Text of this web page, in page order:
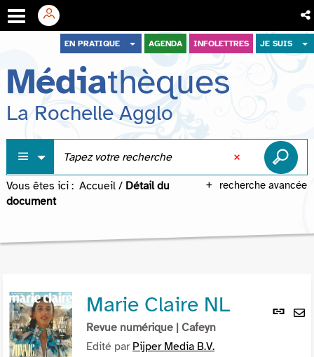
menu
contenu
recherche
EN PRATIQUE AGENDA INFOLETTRES JE SUIS
Médiathèques
La Rochelle Agglo
recherche avancée
Vous êtes ici : Accueil / Détail du
document
Lien
Marie Claire NL
Revue numérique | Cafeyn
Edité par Pijper Media B.V.